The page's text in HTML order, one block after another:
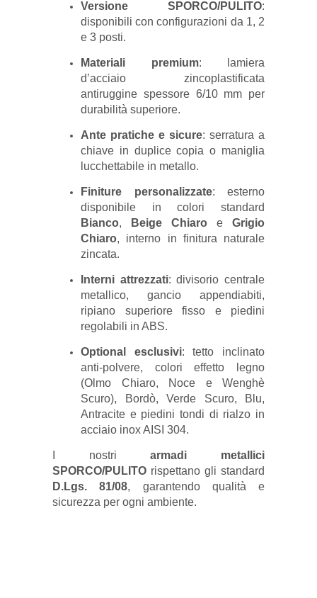
Versione SPORCO/PULITO:
disponibili con configurazioni da 1, 2
e 3 posti.
Materiali premium: lamiera
d’acciaio zincoplastificata
antiruggine spessore 6/10 mm per
durabilità superiore.
Ante pratiche e sicure: serratura a
chiave in duplice copia o maniglia
lucchettabile in metallo.
Finiture personalizzate: esterno
disponibile in colori standard
Bianco, Beige Chiaro e Grigio
Chiaro, interno in finitura naturale
zincata.
Interni attrezzati: divisorio centrale
metallico, gancio appendiabiti,
ripiano superiore fisso e piedini
regolabili in ABS.
Optional esclusivi: tetto inclinato
anti-polvere, colori effetto legno
(Olmo Chiaro, Noce e Wenghè
Scuro), Bordò, Verde Scuro, Blu,
Antracite e piedini tondi di rialzo in
acciaio inox AISI 304.
I nostriarmadi metallici
SPORCO/PULITO rispettano gli standard
D.Lgs. 81/08, garantendo qualità e
sicurezza per ogni ambiente.